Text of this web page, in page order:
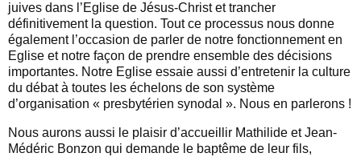
juives dans l’Eglise de Jésus-Christ et trancher
définitivement la question. Tout ce processus nous donne
également l’occasion de parler de notre fonctionnement en
Eglise et notre façon de prendre ensemble des décisions
importantes. Notre Eglise essaie aussi d’entretenir la culture
du débat à toutes les échelons de son système
d’organisation « presbytérien synodal ». Nous en parlerons !
Nous aurons aussi le plaisir d’accueillir Mathilide et Jean-
Médéric Bonzon qui demande le baptême de leur fils,